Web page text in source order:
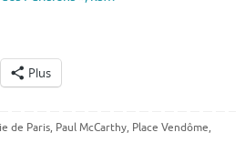
Plus
de Paris, Paul McCarthy, Place Vendôme,